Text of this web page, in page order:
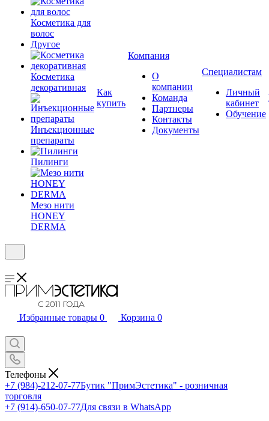
Косметика для
волос
Другое
Косметика
декоративная
Инъекционные
препараты
Пилинги
Мезо нити
HONEY
DERMA
Как
купить
Компания
О
компании
Команда
Партнеры
Контакты
Документы
Специалистам
Личный
кабинет
Обучение
Избранные товары 0 Корзина 0
Телефоны
+7 (984)-212-07-77Бутик "ПримЭстетика" - розничная
торговля
+7 (914)-650-07-77Для связи в WhatsApp